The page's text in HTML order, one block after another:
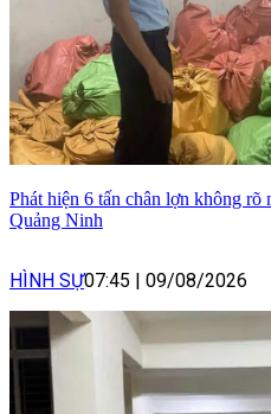
Phát hiện 6 tấn chân lợn không
Quảng Ninh
HÌNH SỰ07:45 09/08/2026